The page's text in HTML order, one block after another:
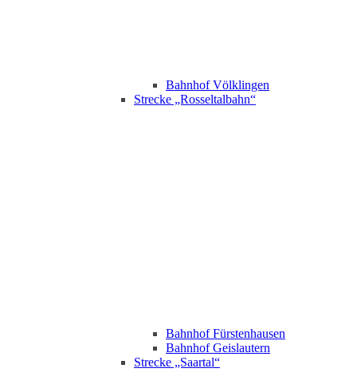
Bahnhof Völklingen
Strecke „Rosseltalbahn“
Bahnhof Fürstenhausen
Bahnhof Geislautern
Strecke „Saartal“